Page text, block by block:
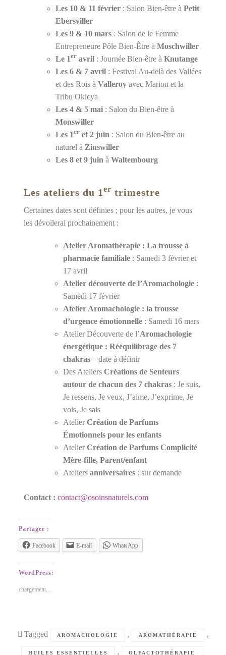
Les 10 & 11 février : Salon Bien-être àPetit
Ebersviller
Les 9 & 10 mars : Salon de le Femme
Entrepreneure Pôle Bien-Être àMoschwiller
Le 1er avril : Journée Bien-être àKnutange
Les 6 & 7 avril : Festival Au-delà des Vallées
et des Rois àValleroy avec Marion et la
Tribu Okicya
Les 4 & 5 mai : Salon du Bien-être à
Monswiller
Les 1er et 2 juin : Salon du Bien-être au
naturel à Zinswiller
Les 8 et 9 juin àWaltembourg
Les ateliers du 1er trimestre
Certaines dates sont définies ; pour les autres, je vous
les dévoilerai prochainement :
Atelier Aromathérapie : La trousse à
pharmacie familiale : Samedi 3 février et
17 avril
Atelier découverte de l’Aromachologie :
Samedi 17 février
Atelier Aromachologie : la trousse
d’urgence émotionnelle : Samedi 16 mars
Atelier Découverte de l’Aromachologie
énergétique : Rééquilibrage des 7
chakras – date à définir
Des AteliersCréations de Senteurs
autour de chacun des 7 chakras : Je suis,
Je ressens, Je veux, J’aime, J’exprime, Je
vois, Je sais
AtelierCréation de Parfums
Émotionnels pour les enfants
AtelierCréation de Parfums Complicité
Mère-fille, Parent/enfant
Ateliersanniversaires : sur demande
Contact : contact@osoinsnaturels.com
Partager :
Facebook E-mail WhatsApp
WordPress:
chargement…
Tagged AROMACHOLOGIE , AROMATHÉRAPIE ,
HUILES ESSENTIELLES , OLFACTOTHÉRAPIE